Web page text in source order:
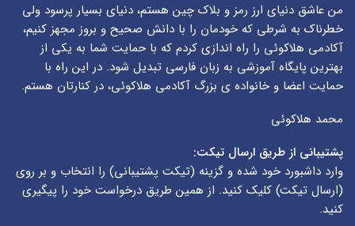
من عاشق دنیای ارز رمز و بلاک چین هستم، دنیای بسیار پرسود ولی
خطرناک به شرطی که خودمان را با دانش صحیح و بروز مجهز کنیم،
آکادمی هلاکوئی را راه اندازی کردم که با حمایت شما به یکی از
بهترین پایگاه آموزشی به زبان فارسی تبدیل شود. در این راه با
حمایت اعضا و خانواده ی بزرگ آکادمی هلاکوئی، در کنارتان هستم.
محمد هلاکوئی
پشتیبانی از طریق ارسال تیکت:
وارد داشبورد خود شده و گزینه (تیکت پشتیبانی) را انتخاب و بر روی
(ارسال تیکت) کلیک کنید. از همین طریق درخواست خود را پیگیری
کنید.